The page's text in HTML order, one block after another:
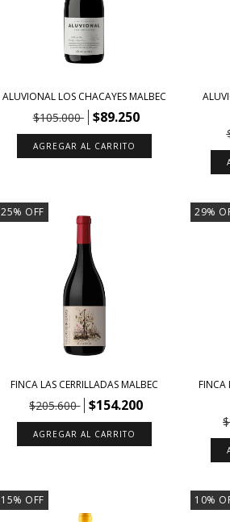
ALUVIONAL LOS CHACAYES MALBEC
$105.000 $89.250
25% OFF
FINCA LAS CERRILLADAS MALBEC
$205.600 $154.200
29%
FINCA
15% OFF 10%